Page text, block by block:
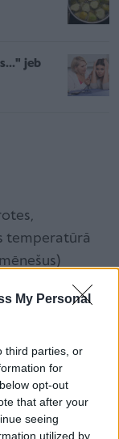
My Personal
third parties, or
for
opt-out
that after your
seeing
utilized by
jeb
temperatūrā
eļļu)